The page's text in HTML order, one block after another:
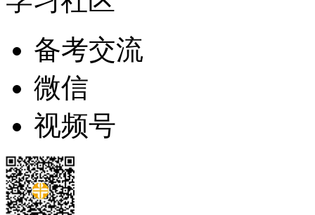
备考交流
微信
视频号